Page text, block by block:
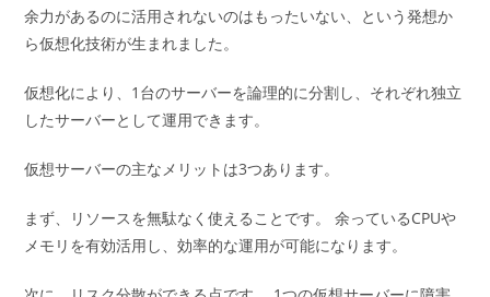
余力があるのに活用されないのはもったいない、という発想か
ら仮想化技術が生まれました。
仮想化により、1台のサーバーを論理的に分割し、それぞれ独立
したサーバーとして運用できます。
仮想サーバーの主なメリットは3つあります。
まず、リソースを無駄なく使えることです。 余っているCPUや
メモリを有効活用し、効率的な運用が可能になります。